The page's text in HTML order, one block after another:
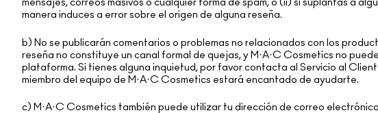
mensajes, correos masivos o cualquier forma de spam, o (ii) si suplantas a
manera induces a error sobre el origen de alguna reseña.
b) No se publicarán comentarios o problemas no relacionados con los
reseña no constituye un canal formal de quejas, y M·A·C Cosmetics no
plataforma. Si tienes alguna inquietud, por favor contacta al Servicio al
miembro del equipo de M·A·C Cosmetics estará encantado de ayudarte.
c) M·A·C Cosmetics también puede utilizar tu dirección de correo